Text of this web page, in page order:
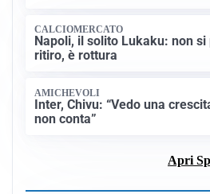
ATTACCO A LONDRA
Attacco a Londra con forbici,
Apri